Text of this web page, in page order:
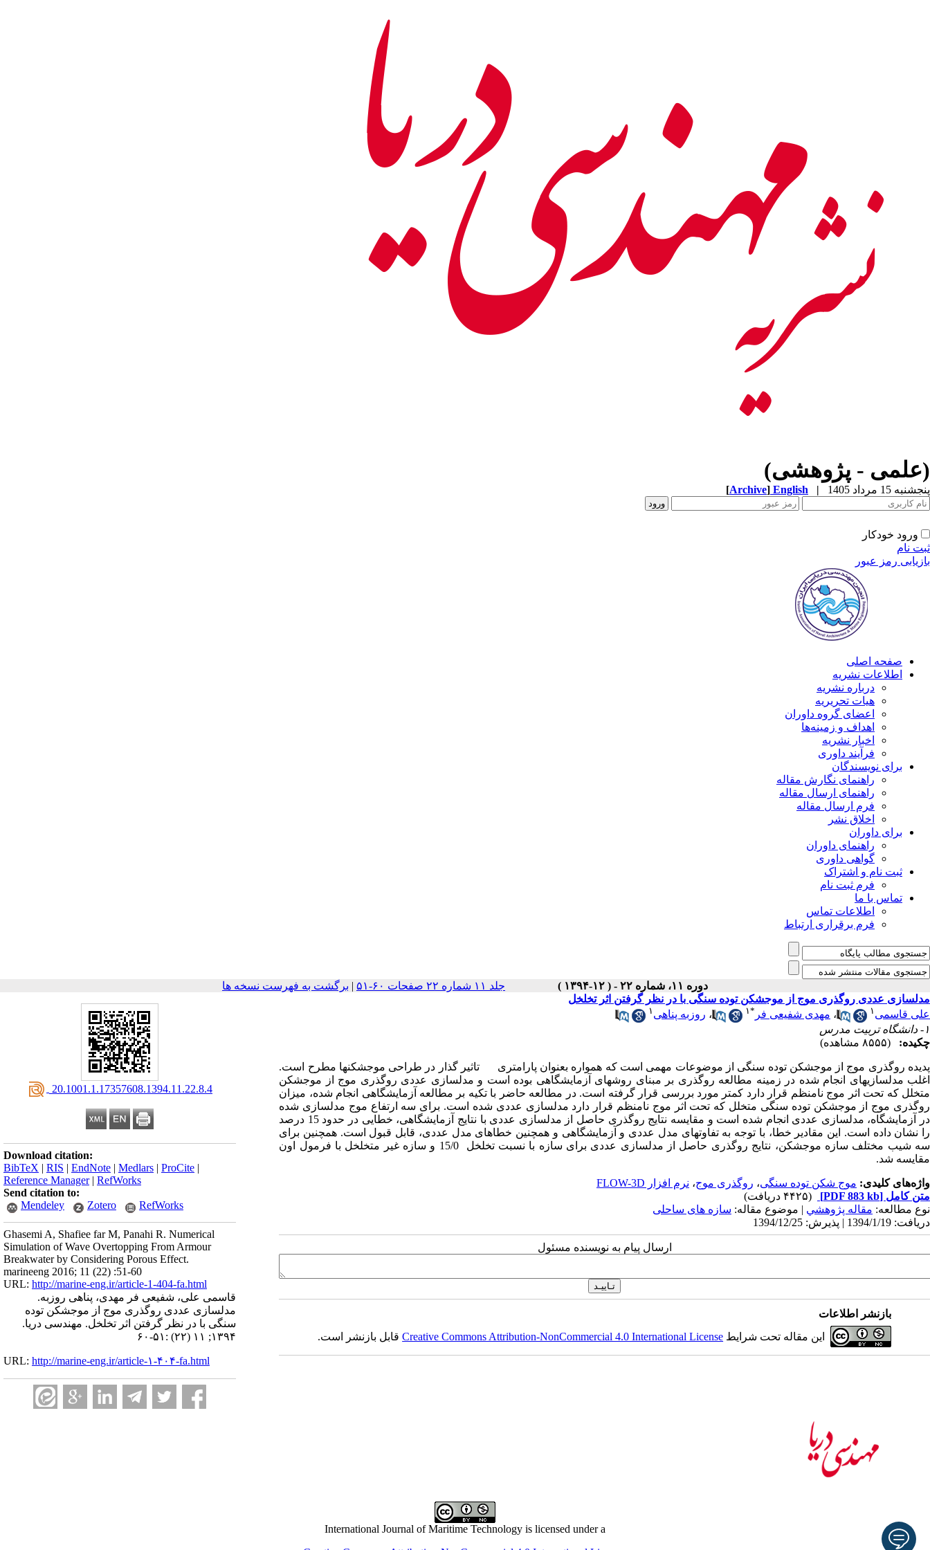
(علمی - پژوهشی)
پنجشنبه 15 مرداد 1405 |
English
[Archive]
ورود خودکار
ثبت نام
بازیابی رمز عبور
صفحه اصلی
اطلاعات نشریه
درباره نشریه
هیات تحریریه
اعضای گروه داوران
اهداف و زمینه‌ها
اخبار نشریه
فرآیند داوری
برای نویسندگان
راهنمای نگارش مقاله
راهنمای ارسال مقاله
فرم ارسال مقاله
اخلاق نشر
برای داوران
راهنمای داوران
گواهی داوری
ثبت نام و اشتراک
فرم ثبت نام
تماس با ما
اطلاعات تماس
فرم برقراری ارتباط
دوره ۱۱، شماره ۲۲ - ( ۱۲-۱۳۹۴ ) جلد ۱۱ شماره ۲۲ صفحات ۶۰-۵۱ | برگشت به فهرست نسخه ها
‎ 20.1001.1.17357608.1394.11.22.8.4
Download citation:
BibTeX | RIS | EndNote | Medlars | ProCite |
Reference Manager| RefWorks
Send citation to:
Mendeley
Zotero RefWorks
Ghasemi A, Shafiee far M, Panahi R. Numerical
Simulation of Wave Overtopping From Armour
Breakwater by Considering Porous Effect.
marineeng 2016; 11 (22) :51-60
URL: http://marine-eng.ir/article-1-404-fa.html
قاسمی علی، شفیعی فر مهدی، پناهی روزبه.
مدلسازی عددی روگذری موج از موجشکن توده
سنگی با در نظر گرفتن اثر تخلخل. مهندسی دریا.
۱۳۹۴; ۱۱ (۲۲) :۵۱-۶۰
URL: http://marine-eng.ir/article-۱-۴۰۴-fa.html
مدلسازی عددی روگذری موج از موجشکن توده سنگی با در نظر گرفتن اثر تخلخل
علی قاسمی ۱ ، مهدی شفیعی فر *۱ ، روزبه پناهی ۱
۱- دانشگاه تربیت مدرس
چکیده:
(۸۵۵۵ مشاهده)
پدیده روگذری موج از موجشکن توده سنگی از موضوعات مهمی است که همواره بعنوان پارامتری تاثیر گذار در طراحی موجشکن­ها مطرح است.
اغلب مدلسازی­های انجام شده در زمینه مطالعه روگذری بر مبنای روش­های آزمایشگاهی بوده است و مدلسازی عددی روگذری موج از موجشکن
متخلل که تحت اثر موج نامنظم قرار دارد کمتر مورد بررسی قرار گرفته است. در مطالعه حاضر با تکیه بر مطالعه آزمایشگاهی انجام شده، میزان
روگذری موج از موجشکن توده سنگی متخلل که تحت اثر موج نامنظم قرار دارد مدلسازی عددی شده است. برای سه ارتفاع موج مدلسازی شده
در آزمایشگاه، مدلسازی عددی انجام شده است و مقایسه نتایج روگذری حاصل از مدلسازی عددی با نتایج آزمایشگاهی، خطایی در حدود 15 درصد
را نشان داده است. این مقادیر خطا، با توجه به تفاوت­های مدل عددی و آزمایشگاهی و همچنین خطاهای مدل عددی، قابل قبول است. همچنین برای
سه شیب مختلف سازه موجشکن، نتایج روگذری حاصل از مدلسازی عددی برای سازه با نسبت تخلخل 15/0 و سازه غیر متخلخل با فرمول اون
مقایسه شد.
واژه‌های کلیدی: موج شکن توده سنگی، روگذری موج، نرم افزار FLOW-3D
متن کامل [PDF 883 kb]
(۴۴۲۵ دریافت)
نوع مطالعه: مقاله پژوهشي | موضوع مقاله: سازه های ساحلی
دریافت: 1394/1/19 | پذیرش: 1394/12/25
ارسال پیام به نویسنده مسئول
بازنشر اطلاعات
این مقاله تحت شرایط Creative Commons Attribution-NonCommercial 4.0 International Licenseقابل بازنشر است.
International Journal of Maritime Technology is licensed under a